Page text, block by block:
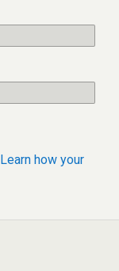
Learn how your